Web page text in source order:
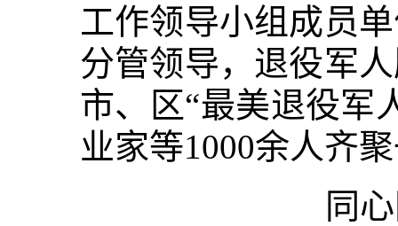
工作领导小组成员
分管领导，退役军
市、区“最美退役军
业家等1000余人齐
同